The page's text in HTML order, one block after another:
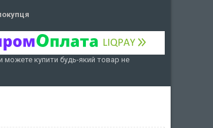
можете купити будь-який товар не